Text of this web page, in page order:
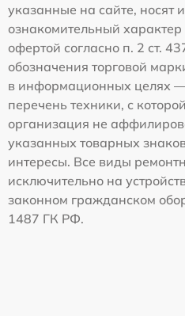
указанные на сайте, носят
ознакомительный
офертой согласно п. 2 ст.
обозначения торговой
в информационных целях —
перечень техники, с
организация не
указанных товарных
интересы. Все виды
исключительно на
законном гражданском
1487 ГК РФ.